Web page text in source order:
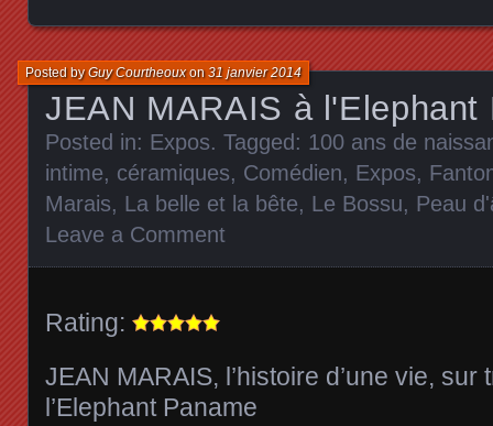
JEAN MARAIS à l'Elephant
Posted byGuy Courtheouxon31 janvier 2014
Posted in: Expos. Tagged: 100 ans de
intime, céramiques, Comédien, Expos,
Marais, La belle et la bête, Le Bossu, Peau
Leave a Comment
Rating:
JEAN MARAIS, l’histoire d’une vie, sur
l’Elephant Paname